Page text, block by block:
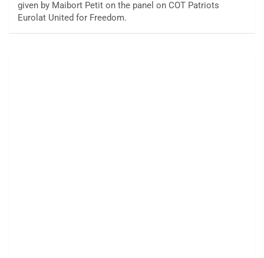
given by Maibort Petit on the panel on COT Patriots
Eurolat United for Freedom.